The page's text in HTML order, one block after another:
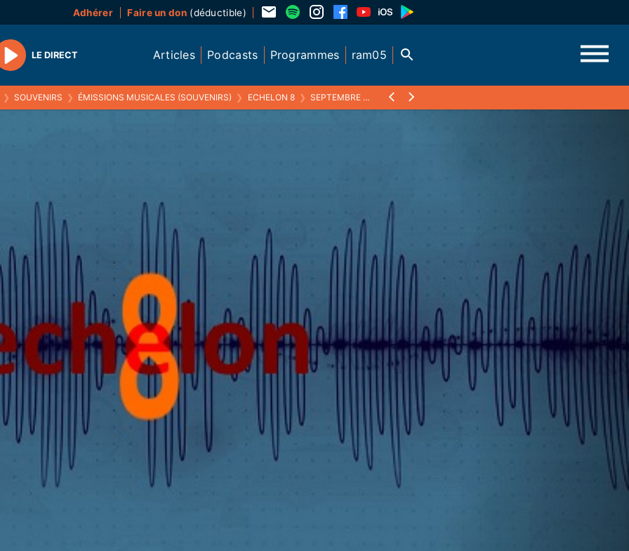
Adhérer Faire un don(déductible)
Play
LE DIRECT Articles Podcasts Programmes ram05
❯ SOUVENIRS ❯ ÉMISSIONS MUSICALES (SOUVENIRS) ❯ ECHELON 8 ❯ SEPTEMBRE 2015